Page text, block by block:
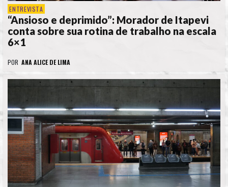
ENTREVISTA
“Ansioso e deprimido”: Morador de Itapevi
conta sobre sua rotina de trabalho na escala
6×1
POR ANA ALICE DE LIMA